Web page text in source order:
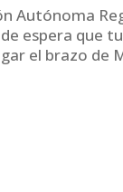
Autónoma
espera que
el brazo